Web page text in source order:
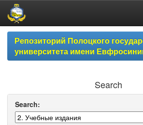
Skip
navigationРепозиторий Полоцкого
университета имени
Search
Search: